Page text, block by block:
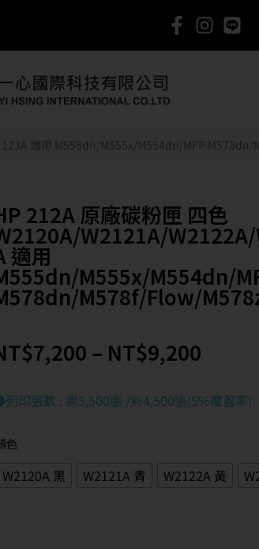
適用 M555dn/M555x/M554dn/MFP
212A 原廠碳粉匣 四色
W2121A/
適用
M555x/M554dn/
M578f/Flow/
7,200 – NT$9,200
印張數 : 黑5,500張 /彩4,500張(5%覆蓋率)
色
W2120A 黑 W2121A 青 W2122A 黃